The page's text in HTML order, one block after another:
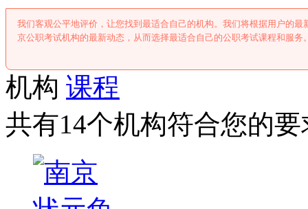
我们客观公平地评价，让您找到最适合自己的机构。我们将根据用户的
京公职考试机构的最新动态，从而选择最适合自己的公职考试课程和服务
机构 课程
共有14个机构符合您的要